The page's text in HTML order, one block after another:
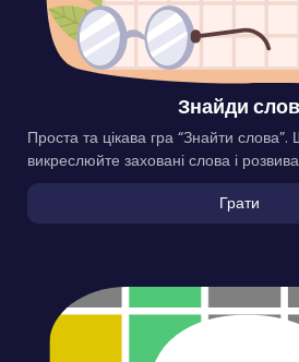
Знайди
Проста та цікава гра “Знайти слова”.
викреслюйте заховані слова і
Грати